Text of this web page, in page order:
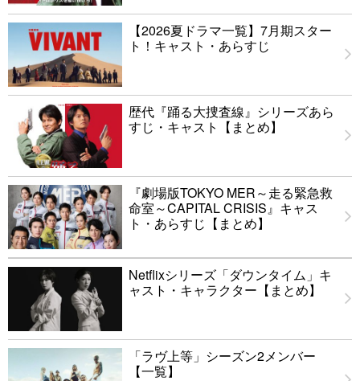
【2026夏ドラマ一覧】7月期スター
ト！キャスト・あらすじ
歴代『踊る大捜査線』シリーズあら
すじ・キャスト【まとめ】
『劇場版TOKYO MER～走る緊急救
命室～CAPITAL CRISIS』キャス
ト・あらすじ【まとめ】
Netflixシリーズ「ダウンタイム」キ
ャスト・キャラクター【まとめ】
「ラヴ上等」シーズン2メンバー
【一覧】